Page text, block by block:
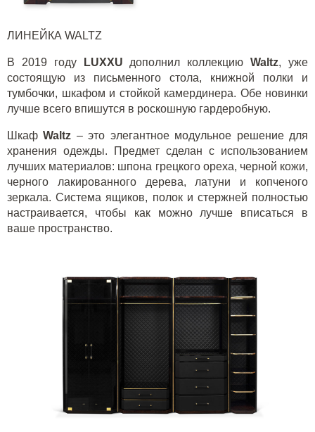
ЛИНЕЙКА WALTZ
В 2019 году LUXXU дополнил коллекциюWaltz, уже
состоящую из письменного стола, книжной полки и
тумбочки, шкафом и стойкой камердинера. Обе новинки
лучше всего впишутся в роскошную гардеробную.
ШкафWaltz – это элегантное модульное решение для
хранения одежды. Предмет сделан с использованием
лучших материалов: шпона грецкого ореха, черной кожи,
черного лакированного дерева, латуни и копченого
зеркала. Система ящиков, полок и стержней полностью
настраивается, чтобы как можно лучше вписаться в
ваше пространство.